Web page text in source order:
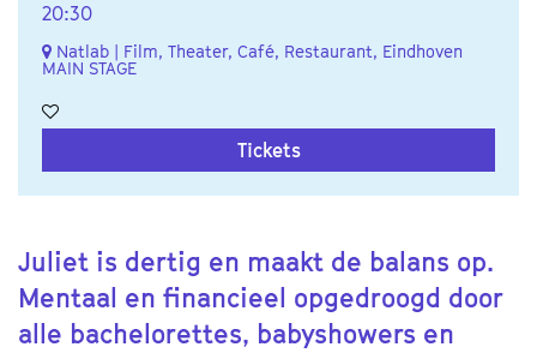
20:30
Natlab | Film, Theater, Café, Restaurant, Eindhoven
MAIN STAGE
Tickets
Juliet is dertig en maakt de balans op.
Mentaal en financieel opgedroogd door
alle bachelorettes, babyshowers en